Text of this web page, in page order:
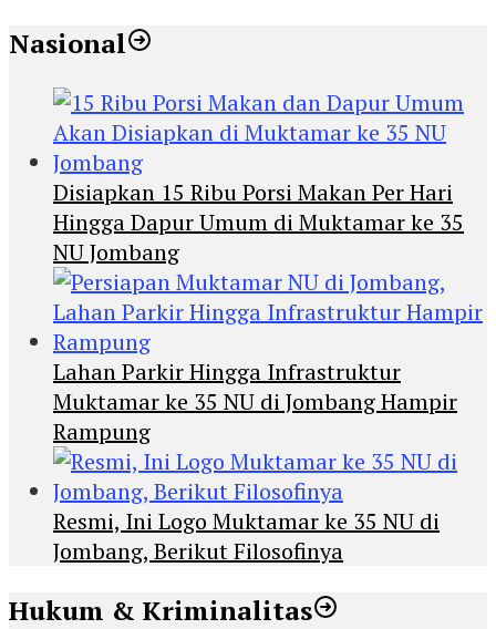
Nasional
Disiapkan 15 Ribu Porsi Makan Per Hari
Hingga Dapur Umum di Muktamar ke 35
NU Jombang
Lahan Parkir Hingga Infrastruktur
Muktamar ke 35 NU di Jombang Hampir
Rampung
Resmi, Ini Logo Muktamar ke 35 NU di
Jombang, Berikut Filosofinya
Hukum & Kriminalitas